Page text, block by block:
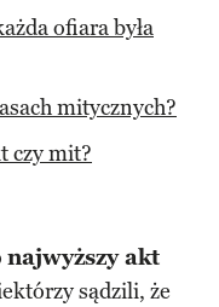
ofiara była
mitycznych?
czy mit?
najwyższy akt
sądzili, że